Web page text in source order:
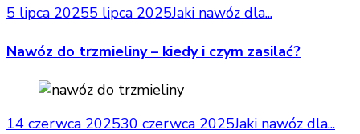
5 lipca 20255 lipca 2025Jaki nawóz dla...
Nawóz do trzmieliny – kiedy i czym zasilać?
14 czerwca 202530 czerwca 2025Jaki nawóz dla...